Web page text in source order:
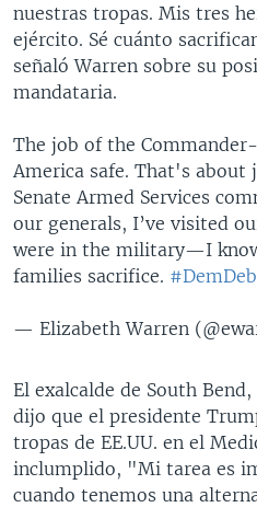
nuestras tropas. Mis tres
ejército. Sé cuánto
señaló Warren sobre su
mandataria.
The job of the
America safe. That's
Senate Armed Services
our generals, I’ve visited
were in the military—I
families sacrifice.
— Elizabeth Warren
El exalcalde de South
dijo que el presidente
tropas de EE.UU. en el
inclumplido, "Mi tarea es
cuando tenemos una